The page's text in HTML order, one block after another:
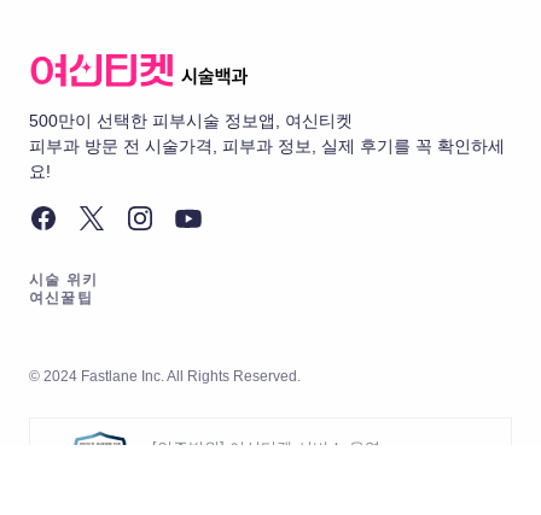
500만이 선택한 피부시술 정보앱, 여신티켓
피부과 방문 전 시술가격, 피부과 정보, 실제 후기를 꼭 확인하세
요!
시술 위키
여신꿀팁
© 2024 Fastlane Inc. All Rights Reserved.
[인증범위] 여신티켓 서비스 운영